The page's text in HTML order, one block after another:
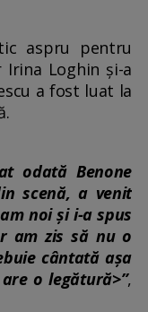
aspru pentru
Loghin și-a
a fost luat la
odată Benone
scenă, a venit
noi şi i-a spus
am zis să nu o
cântată aşa
o legătură>”,